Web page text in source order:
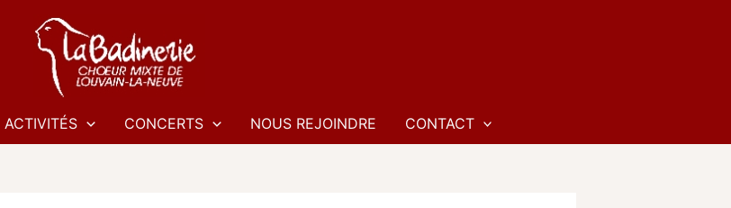
ACTIVITÉS CONCERTS NOUS REJOINDRE CONTACT